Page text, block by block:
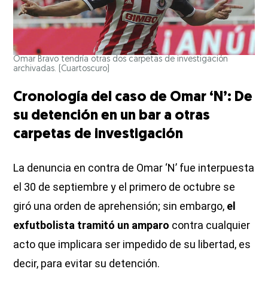
Omar Bravo tendría otras dos carpetas de investigación
archivadas. (Cuartoscuro)
Cronología del caso de Omar ‘N’: De
su detención en un bar a otras
carpetas de investigación
La denuncia en contra de Omar ‘N’ fue interpuesta
el 30 de septiembre y el primero de octubre se
giró una orden de aprehensión; sin embargo, el
exfutbolista tramitó un amparo contra cualquier
acto que implicara ser impedido de su libertad, es
decir, para evitar su detención.